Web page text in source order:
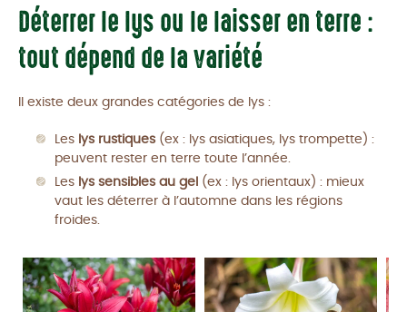
Déterrer le lys ou le laisser en terre :
tout dépend de la variété
Il existe deux grandes catégories de lys :
Les lys rustiques (ex : lys asiatiques, lys trompette) :
peuvent rester en terre toute l’année.
Les lys sensibles au gel (ex : lys orientaux) : mieux
vaut les déterrer à l’automne dans les régions
froides.